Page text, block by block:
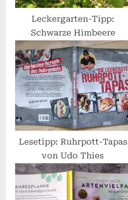
Leckergarten-Tipp:
Schwarze Himbeere
Lesetipp: Ruhrpott-Tapas
von Udo Thies